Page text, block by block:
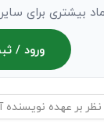
بیشتری برای
ورود /